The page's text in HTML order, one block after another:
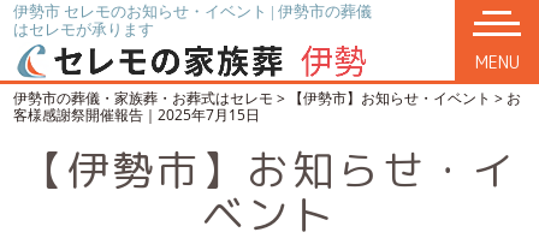
伊勢市 セレモのお知らせ・イベント | 伊勢市の葬儀
はセレモが承ります
MENU
伊勢市の葬儀・家族葬・お葬式はセレモ > 【伊勢市】お知らせ・イベント > お
客様感謝祭開催報告｜2025年7月15日
【伊勢市】お知らせ・イ
ベント